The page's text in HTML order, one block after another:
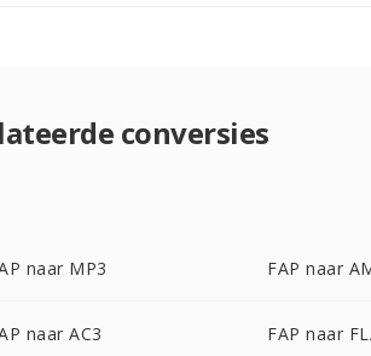
conversies
naar MP3 FAP naar
naar AC3 FAP naar